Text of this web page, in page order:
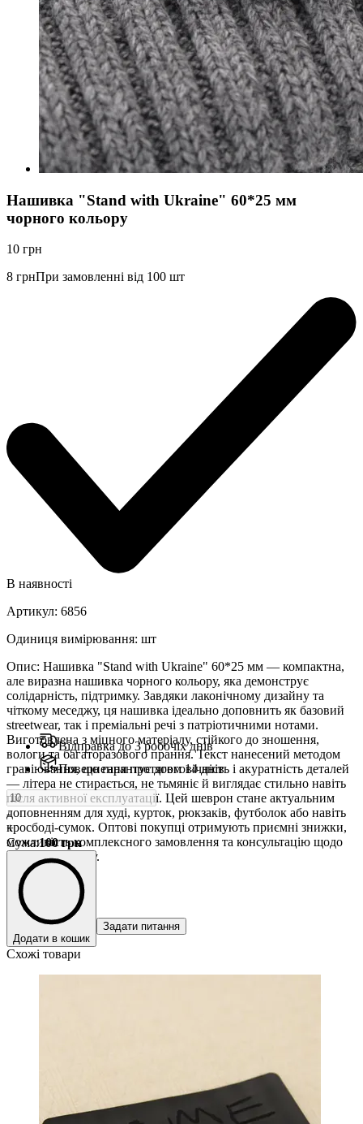
Нашивка "Stand with Ukraine" 60*25 мм
чорного кольору
10 грн
8 грнПри замовленні від 100 шт
В наявності
Артикул: 6856
Одиниця вимірювання: шт
Опис: Нашивка "Stand with Ukraine" 60*25 мм — компактна,
але виразна нашивка чорного кольору, яка демонструє
солідарність, підтримку. Завдяки лаконічному дизайну та
чіткому меседжу, ця нашивка ідеально доповнить як базовий
streetwear, так і преміальні речі з патріотичними нотами.
Виготовлена з міцного матеріалу, стійкого до зношення,
вологи та багаторазового прання. Текст нанесений методом
гравіювання, що гарантує довговічність і акуратність деталей
— літера не стирається, не тьмяніє й виглядає стильно навіть
після активної експлуатації. Цей шеврон стане актуальним
доповненням для худі, курток, рюкзаків, футболок або навіть
кросбоді-сумок. Оптові покупці отримують приємні знижки,
можливість комплексного замовлення та консультацію щодо
підбору дизайну.
Відправка до 3 робочіх днів
Повернення протягом 14 днів
-
+
Сума:100 грн
Додати в кошик
Задати питання
Схожі товари